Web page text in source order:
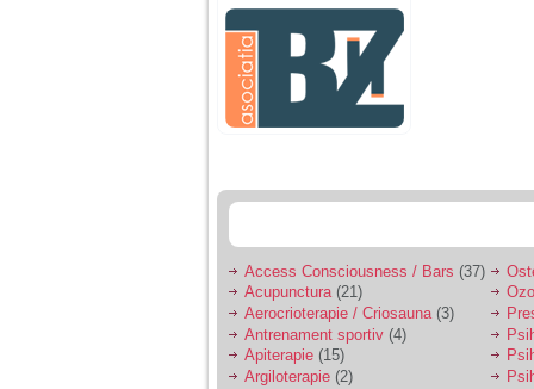
agresiva, orice
greseala era taxata cu
o palma sau pedepse.
De 4 ani am o relatie
serioasa cu un barbat
sa se manifeste o
Ma aflu aici pentru ca
vreau sa stiu daca am
nevoie de un psiholog
sau psihiatru.
Access Consciousness / Bars (37)
Acupunctura(21)
Aerocrioterapie / Criosauna (3)
Antrenament sportiv (4)
Apiterapie (15)
Argiloterapie (2)